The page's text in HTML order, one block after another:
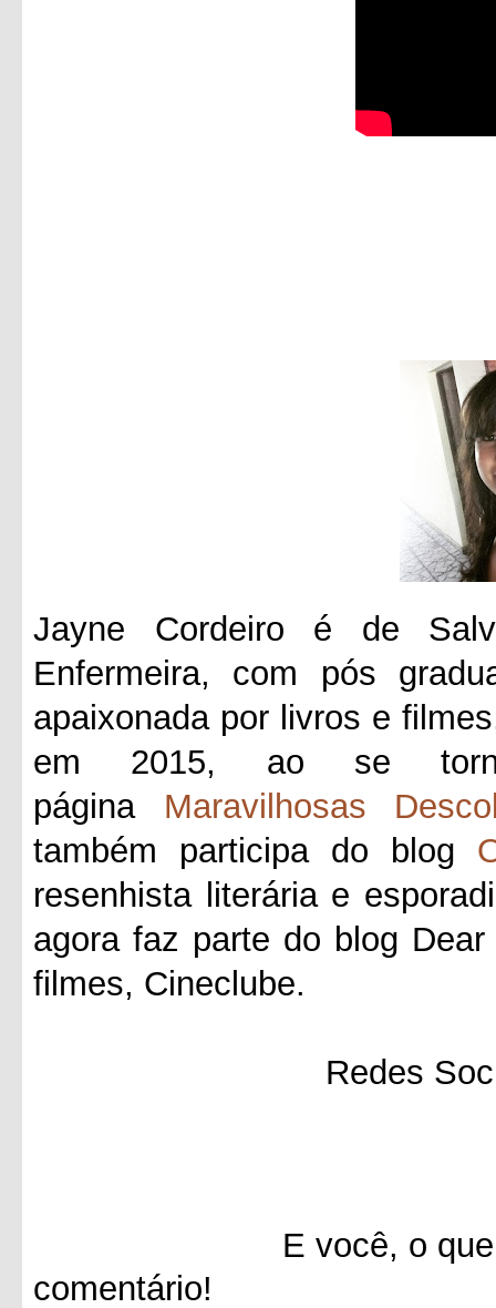
Jayne Cordeiro é de
Enfermeira, com pós
apaixonada por livros e
em 2015, ao se
página Maravilhosas
também participa do blog
resenhista literária e
agora faz parte do blog
filmes, Cineclube.
Redes
E você, o que achou
comentário!